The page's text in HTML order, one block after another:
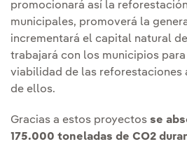
promocionará así la
municipales, promoverá la
incrementará el capital natural
trabajará con los municipios
viabilidad de las reforestaciones
de ellos.
Gracias a estos proyectos se
175.000 toneladas de CO2